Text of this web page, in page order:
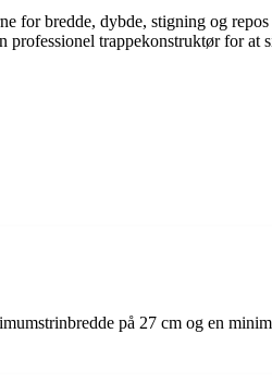
for bredde, dybde, stigning og
trappekonstruktør for at
på 27 cm og en